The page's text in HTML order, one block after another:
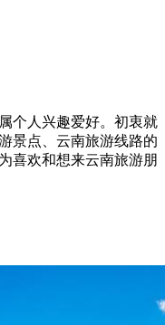
个人兴趣爱好。初衷就
景点、云南旅游线路的
喜欢和想来云南旅游朋